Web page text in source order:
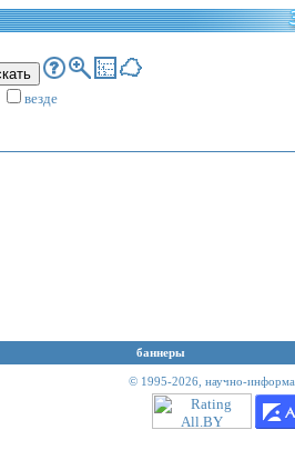
везде
баннеры
© 1995-2026, научно-